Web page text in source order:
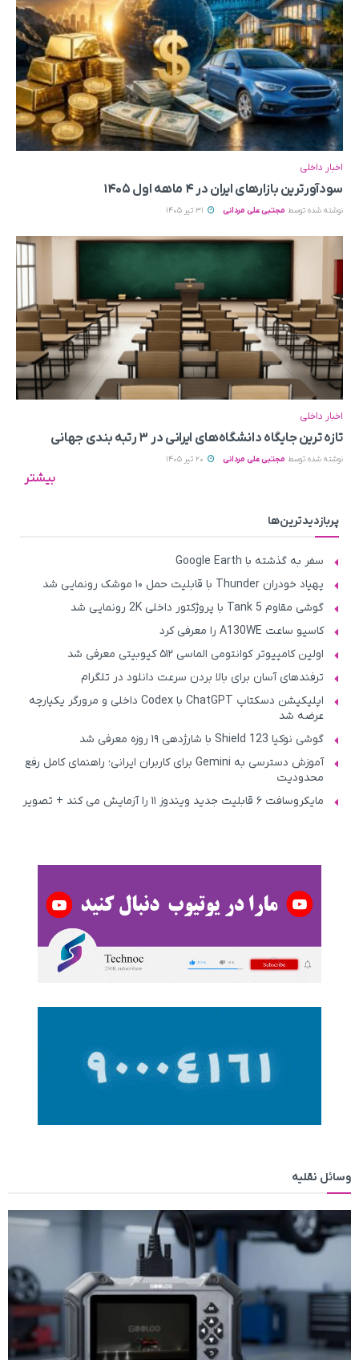
اخبار داخلی
سودآورترین بازارهای ایران در ۴ ماهه اول ۱۴۰۵
نوشته شده توسط مجتبی علی مردانی
اخبار داخلی
تازه ترین جایگاه دانشگاه‌های ایرانی در ۳ رتبه بندی جهانی
نوشته شده توسط مجتبی علی مردانی
بیشتر
پربازدیدترین‌ها
سفر به گذشته با Google Earth
پهپاد خودران Thunder با قابلیت حمل ۱۰ موشک رونمایی شد
گوشی مقاوم Tank 5 با پروژکتور داخلی 2K رونمایی شد
کاسیو ساعت A130WE را معرفی کرد
اولین کامپیوتر کوانتومی الماسی ۵۱۲ کیوبیتی معرفی شد
ترفندهای آسان برای بالا بردن سرعت دانلود در تلگرام
اپلیکیشن دسکتاپ ChatGPT با Codex داخلی و مرورگر یکپارچه
عرضه شد
گوشی نوکیا 123 Shield با شارژدهی ۱۹ روزه معرفی شد
آموزش دسترسی به Gemini برای کاربران ایرانی؛ راهنمای کامل رفع
محدودیت
مایکروسافت ۶ قابلیت جدید ویندوز ۱۱ را آزمایش می‌ کند + تصویر
وسائل نقلیه